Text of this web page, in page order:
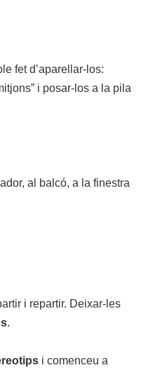
fet d’aparellar-los:
i posar-los a la pila
al balcó, a la finestra
i repartir. Deixar-les
.
i comenceu a